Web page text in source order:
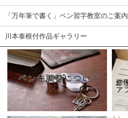
「万年筆で書く」ペン習字教室のご案内
川本泰根付作品ギャラリー